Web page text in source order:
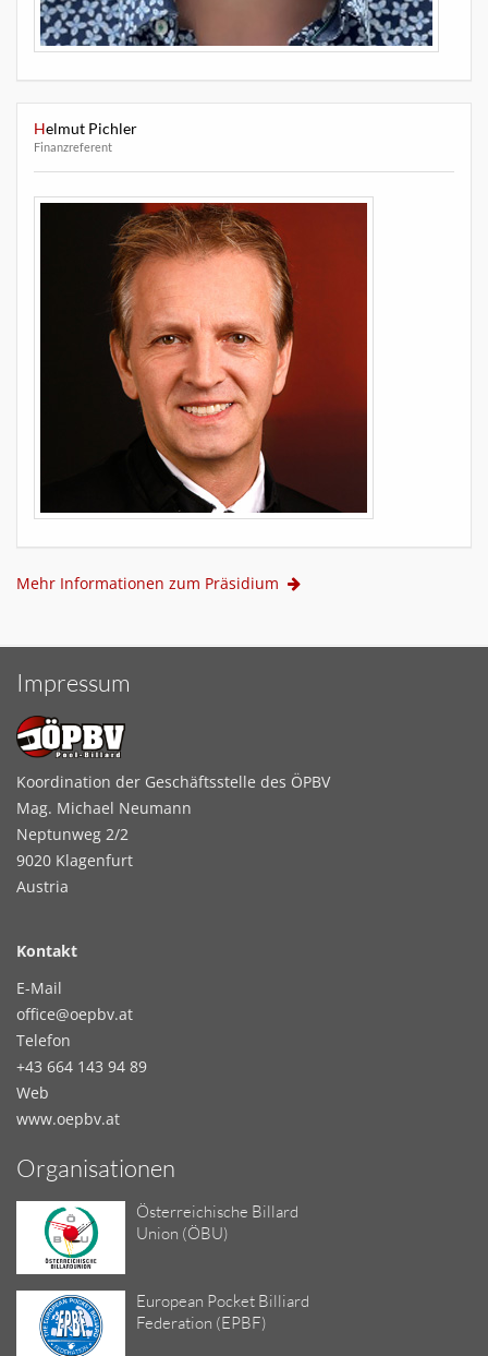
Helmut Pichler
Finanzreferent
Mehr Informationen zum Präsidium
Impressum
Koordination der Geschäftsstelle des ÖPBV
Mag. Michael Neumann
Neptunweg 2/2
9020 Klagenfurt
Austria
Kontakt
E-Mail
office@oepbv.at
Telefon
+43 664 143 94 89
Web
www.oepbv.at
Organisationen
Österreichische Billard
Union (ÖBU)
European Pocket Billiard
Federation (EPBF)